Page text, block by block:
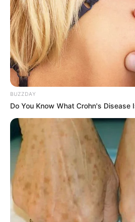
BUZZDAY
Do You Know What Crohn's Disease